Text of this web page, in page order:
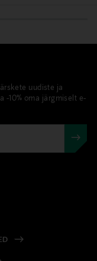
uudiste ja
-10% oma järgmiselt e-